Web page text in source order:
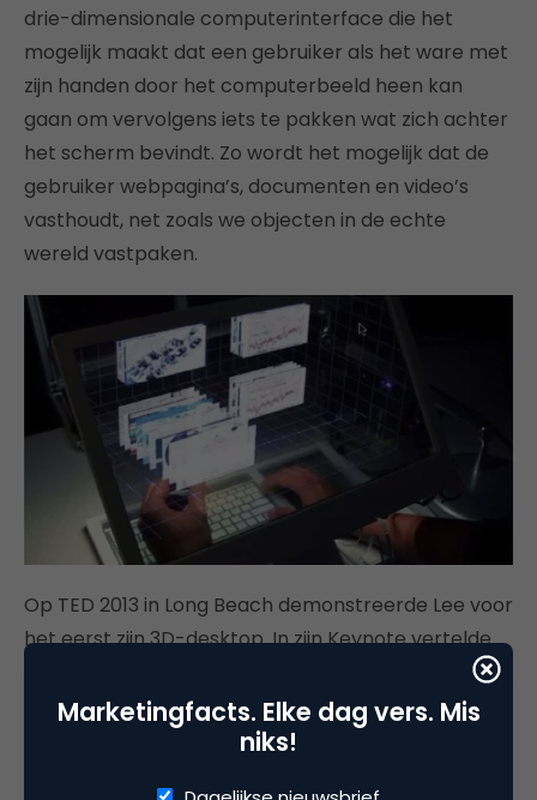
drie-dimensionale computerinterface die het
mogelijk maakt dat een gebruiker als het ware met
zijn handen door het computerbeeld heen kan
gaan om vervolgens iets te pakken wat zich achter
het scherm bevindt. Zo wordt het mogelijk dat de
gebruiker webpagina’s, documenten en video’s
vasthoudt, net zoals we objecten in de echte
wereld vastpaken.
Op TED 2013 in Long Beach demonstreerde Lee voor
het eerst zijn 3D-desktop. In zijn Keynote vertelde
digitale wereld dichter bij elkaar brengt. “With our
two hands we’re reaching into the digital world.
Marketingfacts. Elke dag vers. Mis
niks!